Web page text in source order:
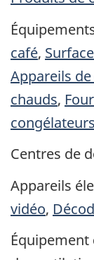
café,
Appareils
chauds,
congélateurs
Centres de
Appareils
vidéo,